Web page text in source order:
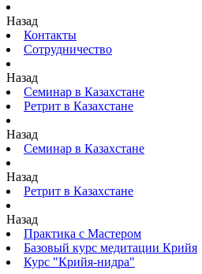
Назад
Контакты
Сотрудничество
Назад
Семинар в Казахстане
Ретрит в Казахстане
Назад
Семинар в Казахстане
Назад
Ретрит в Казахстане
Назад
Практика с Мастером
Базовый курс медитации Крийя
Курс "Крийя-нидра"